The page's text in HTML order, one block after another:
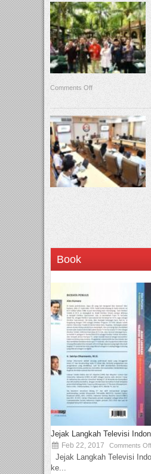
Comments Off
Book
Jejak Langkah Televisi
Feb 22, 2017 Comments Off
Jejak Langkah Televisi
ke...